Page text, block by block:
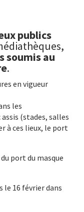
publics
soumis au
.
en vigueur
les
(stades, salles
à ces lieux, le port
port du masque
le 16 février dans